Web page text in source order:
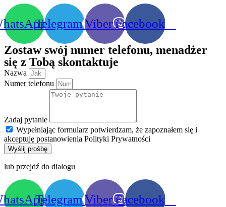
Telegram ViberFacebook
Zostaw swój numer telefonu, menadżer
się z Tobą skontaktuje
Nazwa
Numer telefonu
Zadaj pytanie
Wypełniając formularz potwierdzam, że zapoznałem się i
akceptuję postanowienia Polityki Prywatności
Wyślij prośbę
lub przejdź do dialogu
Telegram ViberFacebook